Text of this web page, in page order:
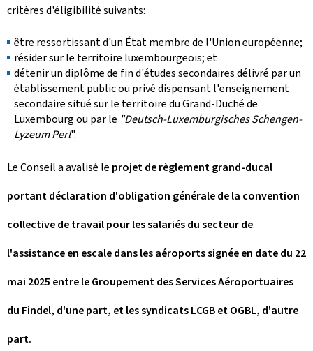
critères d'éligibilité suivants:
être ressortissant d'un État membre de l'Union européenne;
résider sur le territoire luxembourgeois; et
détenir un diplôme de fin d'études secondaires délivré par un
établissement public ou privé dispensant l'enseignement
secondaire situé sur le territoire du Grand-Duché de
Luxembourg ou par le "Deutsch-Luxemburgisches Schengen-
Lyzeum Perl".
Le Conseil a avalisé le projet de règlement grand-ducal
portant déclaration d'obligation générale de la convention
collective de travail pour les salariés du secteur de
l'assistance en escale dans les aéroports signée en date du 22
mai 2025 entre le Groupement des Services Aéroportuaires
du Findel, d'une part, et les syndicats LCGB et OGBL, d'autre
part.